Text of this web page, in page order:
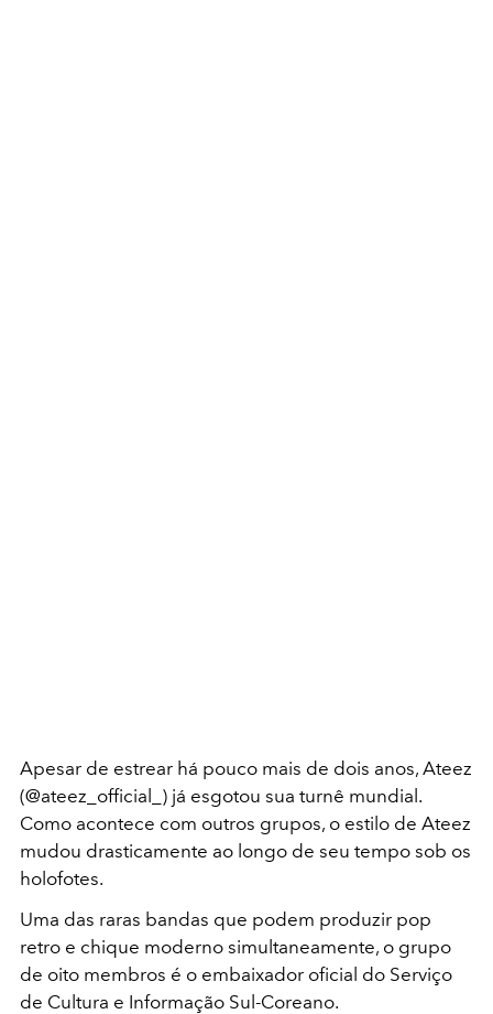
Apesar de estrear há pouco mais de dois anos, Ateez
(@ateez_official_) já esgotou sua turnê mundial.
Como acontece com outros grupos, o estilo de Ateez
mudou drasticamente ao longo de seu tempo sob os
holofotes.
Uma das raras bandas que podem produzir pop
retro e chique moderno simultaneamente, o grupo
de oito membros é o embaixador oficial do Serviço
de Cultura e Informação Sul-Coreano.